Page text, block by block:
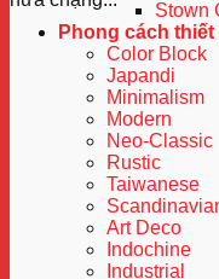
Stown
Phong cách thiết
Color Block
Japandi
Minimalism
Modern
Neo-Classic
Rustic
Taiwanese
Art Deco
Indochine
Industrial